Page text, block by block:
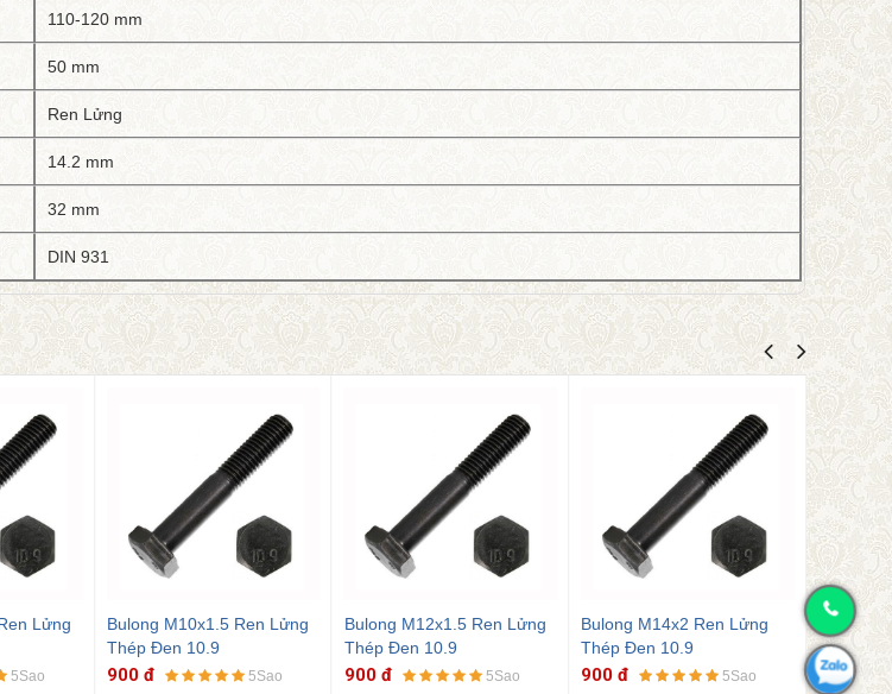
110-120 mm
50 mm
Ren Lửng
14.2 mm
32 mm
DIN 931
Bulong M10x1.5 Ren Lửng
Thép Đen 10.9
900 đ 5Sao
Bulong M12x1.5 Ren Lửng
Thép Đen 10.9
900 đ 5Sao
Bulong M14x2 Ren Lửng
Thép Đen 10.9
900 đ 5Sao
Bulong M16x2 Ren
Thép Đen 10.9
900 đ 5Sao